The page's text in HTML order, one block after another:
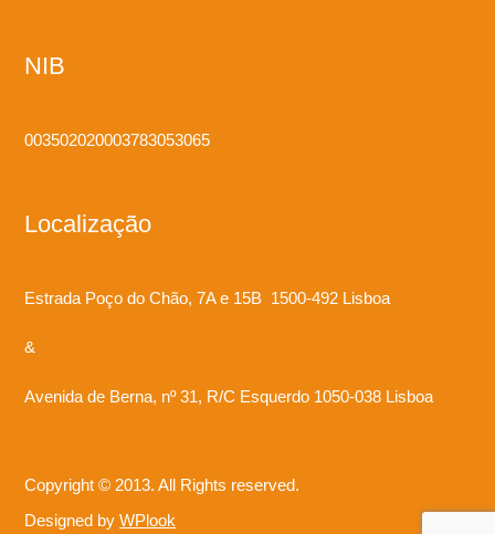
NIB
003502020003783053065
Localização
Estrada Poço do Chão, 7A e 15B 1500-492 Lisboa
&
Avenida de Berna, nº 31, R/C Esquerdo 1050-038 Lisboa
Copyright © 2013. All Rights reserved.
Designed byWPlook